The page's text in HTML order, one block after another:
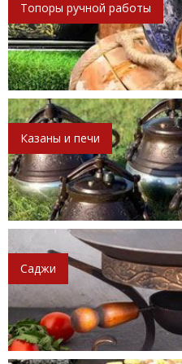
Топоры ручной работы
Казаны и печи
Саджи